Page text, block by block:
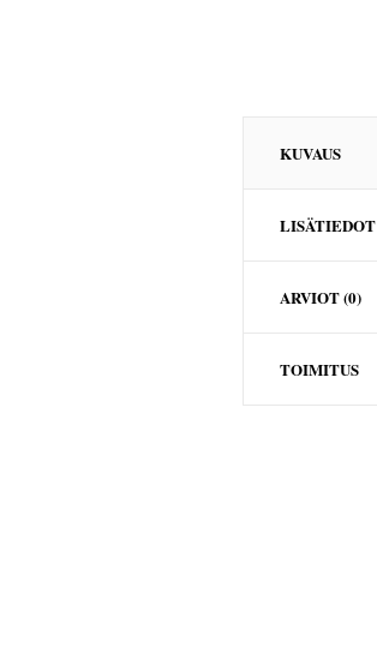
KUVAUS
LISÄTIEDOT
ARVIOT (0)
TOIMITUS